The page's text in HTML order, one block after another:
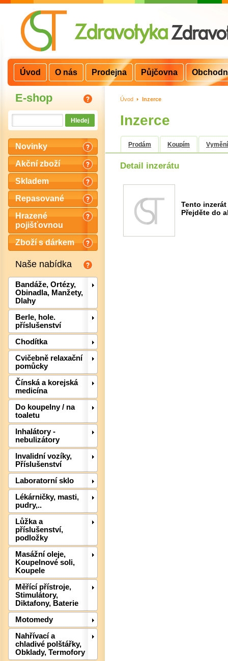
E-shop
Novinky
Akční zboží
Skladem
Repasované
Hrazené
pojišťovnou
Zboží s dárkem
Naše nabídka
Bandáže, Ortézy,
Obinadla, Manžety,
Dlahy
Berle, hole.
příslušenství
Chodítka
Cvičebně relaxační
pomůcky
Čínská a korejská
medicína
Do koupelny / na
toaletu
Inhalátory -
nebulizátory
Invalidní vozíky,
Příslušenství
Laboratorní sklo
Lékárničky, masti,
pudry,..
Lůžka a
příslušenství,
podložky
Masážní oleje,
Koupelnové soli,
Koupele
Měřící přístroje,
Stimulátory,
Diktafony, Baterie
Motomedy
Nahřívací a
chladivé polštářky,
Obklady, Termofory
Úvod > Inzerce
Inzerce
Prodám Koupím
Detail inzerátu
Tento
Přejděte do
Úvod O nás Prodejna Půjčovna